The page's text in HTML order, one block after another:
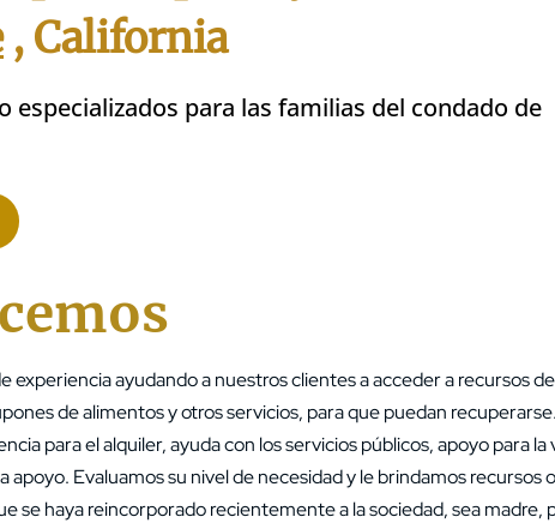
, California
especializados para las familias del condado de
experiencia ayudando a nuestros clientes a acceder a recursos
de alimentos y otros servicios, para que puedan
para el alquiler, ayuda con los servicios públicos, apoyo para
apoyo. Evaluamos su nivel de necesidad y le brindamos recursos
se haya reincorporado recientemente a la sociedad, sea madre,